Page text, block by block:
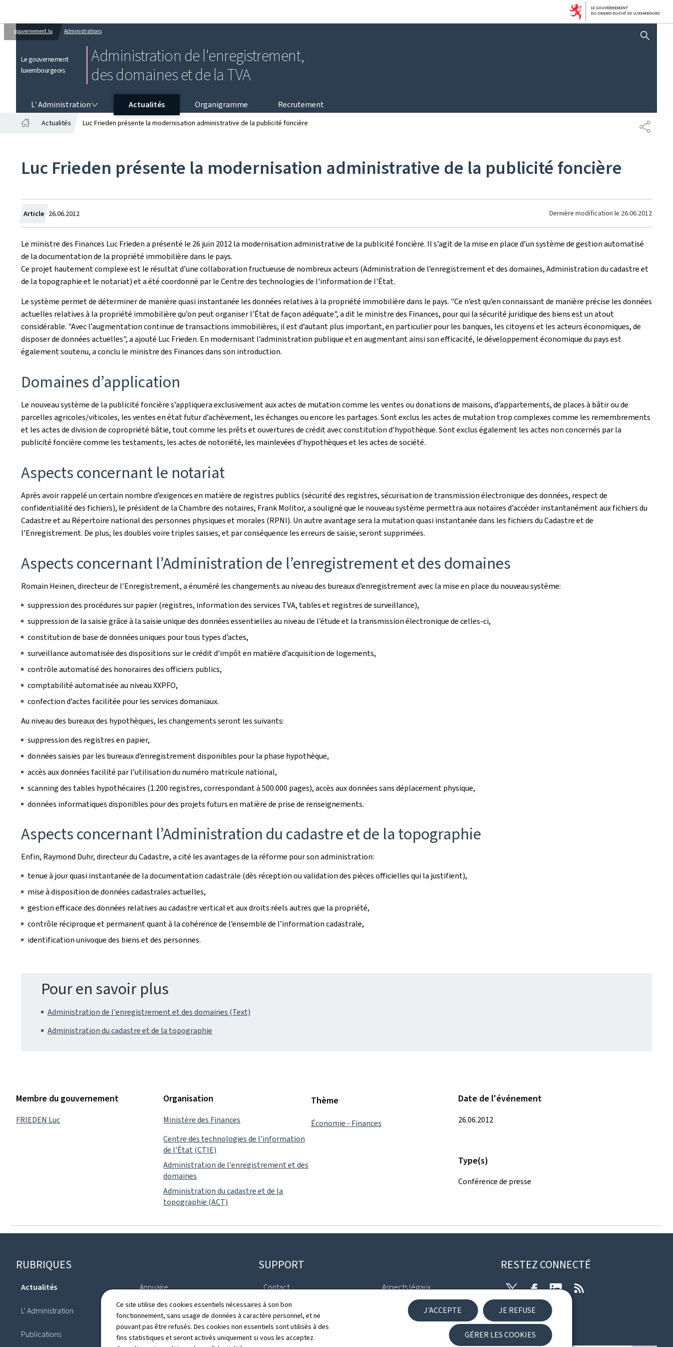
Ce site utilise des cookies essentiels nécessaires à son bon
fonctionnement, sans usage de données à caractère personnel, et ne
pouvant pas être refusés. Des cookies non essentiels sont utilisés à des
fins statistiques et seront activés uniquement si vous les acceptez.
J'ACCEPTE JE REFUSE
GÉRER LES COOKIES
gouvernement.lu Administrations
Le gouvernement
luxembourgeois
Administration de l'enregistrement,
des domaines et de la TVA
AFFICHER / MASQUER
L' Administration Actualités Organigramme
Recrutement
Actualités Luc Frieden présente la modernisation administrative de la publicité foncière
Luc Frieden présente la modernisation administrative de la publicité foncière
Article Crée
le
26.06.2012 Dernière modification le 26.06.2012
Le ministre des Finances Luc Frieden a présenté le 26 juin 2012 la modernisation administrative de la publicité foncière. Il s’agit de la mise en place d’un système de gestion automatisé
de la documentation de la propriété immobilière dans le pays.
Ce projet hautement complexe est le résultat d’une collaboration fructueuse de nombreux acteurs (Administration de l’enregistrement et des domaines, Administration du cadastre et
de la topographie et le notariat) et a été coordonné par le Centre des technologies de l'information de l'État.
Le système permet de déterminer de manière quasi instantanée les données relatives à la propriété immobilière dans le pays. "Ce n’est qu’en connaissant de manière précise les données
actuelles relatives à la propriété immobilière qu’on peut organiser l’État de façon adéquate", a dit le ministre des Finances, pour qui la sécurité juridique des biens est un atout
considérable. "Avec l’augmentation continue de transactions immobilières, il est d’autant plus important, en particulier pour les banques, les citoyens et les acteurs économiques, de
disposer de données actuelles", a ajouté Luc Frieden. En modernisant l’administration publique et en augmentant ainsi son efficacité, le développement économique du pays est
également soutenu, a conclu le ministre des Finances dans son introduction.
Domaines d’application
Le nouveau système de la publicité foncière s’appliquera exclusivement aux actes de mutation comme les ventes ou donations de maisons, d’appartements, de places à bâtir ou de
parcelles agricoles/viticoles, les ventes en état futur d’achèvement, les échanges ou encore les partages. Sont exclus les actes de mutation trop complexes comme les remembrements
et les actes de division de copropriété bâtie, tout comme les prêts et ouvertures de crédit avec constitution d’hypothèque. Sont exclus également les actes non concernés par la
publicité foncière comme les testaments, les actes de notoriété, les mainlevées d’hypothèques et les actes de société.
Aspects concernant le notariat
Après avoir rappelé un certain nombre d’exigences en matière de registres publics (sécurité des registres, sécurisation de transmission électronique des données, respect de
confidentialité des fichiers), le président de la Chambre des notaires, Frank Molitor, a souligné que le nouveau système permettra aux notaires d’accéder instantanément aux fichiers du
Cadastre et au Répertoire national des personnes physiques et morales (RPNI). Un autre avantage sera la mutation quasi instantanée dans les fichiers du Cadastre et de
l’Enregistrement. De plus, les doubles voire triples saisies, et par conséquence les erreurs de saisie, seront supprimées.
Aspects concernant l’Administration de l’enregistrement et des domaines
Romain Heinen, directeur de l’Enregistrement, a énuméré les changements au niveau des bureaux d’enregistrement avec la mise en place du nouveau système:
suppression des procédures sur papier (registres, information des services TVA, tables et registres de surveillance),
suppression de la saisie grâce à la saisie unique des données essentielles au niveau de l’étude et la transmission électronique de celles-ci,
constitution de base de données uniques pour tous types d’actes,
surveillance automatisée des dispositions sur le crédit d’impôt en matière d’acquisition de logements,
contrôle automatisé des honoraires des officiers publics,
comptabilité automatisée au niveau XXPFO,
confection d’actes facilitée pour les services domaniaux.
Au niveau des bureaux des hypothèques, les changements seront les suivants:
suppression des registres en papier,
données saisies par les bureaux d’enregistrement disponibles pour la phase hypothèque,
accès aux données facilité par l’utilisation du numéro matricule national,
scanning des tables hypothécaires (1.200 registres, correspondant à 500.000 pages), accès aux données sans déplacement physique,
données informatiques disponibles pour des projets futurs en matière de prise de renseignements.
Aspects concernant l’Administration du cadastre et de la topographie
Enfin, Raymond Duhr, directeur du Cadastre, a cité les avantages de la réforme pour son administration:
tenue à jour quasi instantanée de la documentation cadastrale (dès réception ou validation des pièces officielles qui la justifient),
mise à disposition de données cadastrales actuelles,
gestion efficace des données relatives au cadastre vertical et aux droits réels autres que la propriété,
contrôle réciproque et permanent quant à la cohérence de l’ensemble de l’information cadastrale,
identification univoque des biens et des personnes.
Pour en savoir plus
Administration de l'enregistrement et des domaines (Text)
Administration du cadastre et de la topographie
Membre du gouvernement
FRIEDEN Luc
Organisation
Ministère des Finances
Centre des technologies de l'information
de l'État (CTIE)
Administration de l'enregistrement et des
domaines
Administration du cadastre et de la
topographie (ACT)
Thème
Économie - Finances
Date de l'événement
26.06.2012
Type(s)
Conférence de presse
Pied
de
RUBRIQUES
Actualités
L' Administration
Publications
Annuaire
Recrutement
SUPPORT
Contact
Plan du site
À propos du site
Aspects légaux
Déclaration d'accessibilité
RESTEZ CONNECTÉ
TwitterFacebookLinkedIn
Newsletter